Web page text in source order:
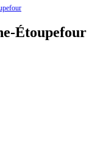
Étoupefour